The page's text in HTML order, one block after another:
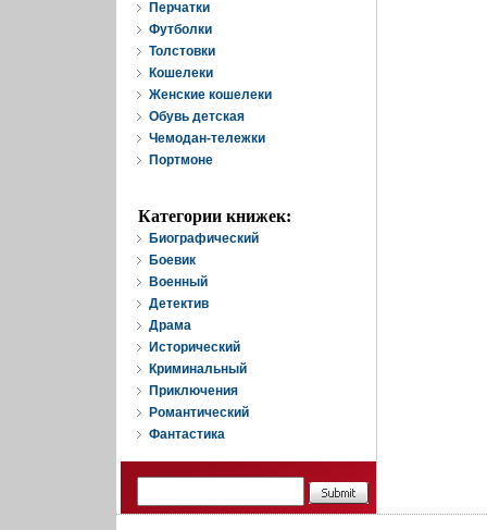
Перчатки
Футболки
Толстовки
Кошелеки
Женские кошелеки
Обувь детская
Чемодан-тележки
Портмоне
Категории книжек:
Биографический
Боевик
Военный
Детектив
Драма
Исторический
Криминальный
Приключения
Романтический
Фантастика